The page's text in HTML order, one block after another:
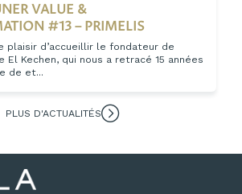
VALUE &
#13 – PRIMELIS
plaisir d’accueillir le fondateur de
El Kechen, qui nous a retracé 15 années
de et...
PLUS D'ACTUALITÉS